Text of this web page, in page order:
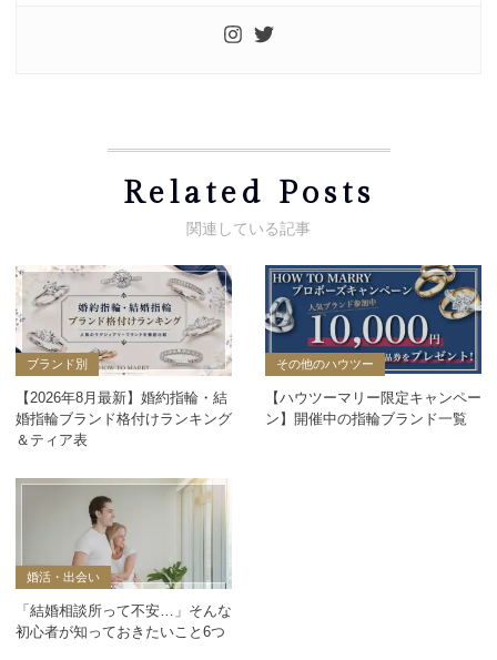
Related Posts
ブランド別
【2026年8月最新】婚約指輪・結
婚指輪ブランド格付けランキング
＆ティア表
その他のハウツー
【ハウツーマリー限定キャンペー
ン】開催中の指輪ブランド一覧
婚活・出会い
「結婚相談所って不安…」そんな
初心者が知っておきたいこと6つ